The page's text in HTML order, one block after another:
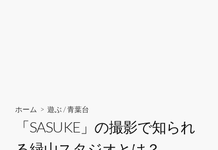
ホーム > 遊ぶ /青葉台
「SASUKE」の撮影で知られ